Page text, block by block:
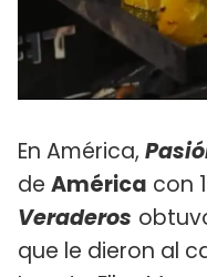
En América,
de América con
Veraderos
que le dieron al